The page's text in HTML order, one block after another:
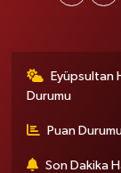
Eyüpsultan
Durumu
Puan
Son Dakika